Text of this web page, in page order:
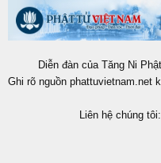
Diễn đàn của Tăng Ni
Ghi rõ nguồn phattuvietnam.net
Liên hệ chúng tôi: